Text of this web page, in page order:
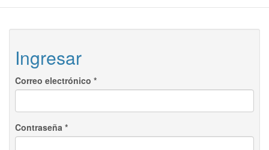
Ingresar
Correo electrónico *
Contraseña *